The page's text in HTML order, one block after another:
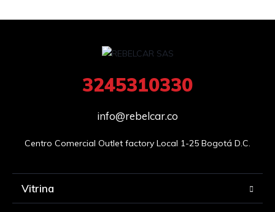
3245310330
info@rebelcar.co
Centro Comercial Outlet factory Local 1-25 Bogotá D.C.
Vitrina